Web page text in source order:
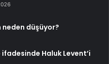
düşüyor?
Haluk Levent’i